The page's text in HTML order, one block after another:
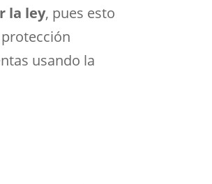
la ley, pues esto
usando la